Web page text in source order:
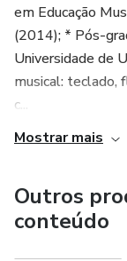
em Educação
(2014); * Pós-
Universidade de
musical: teclado,
c...
Mostrar mais
Outros
conteúdo